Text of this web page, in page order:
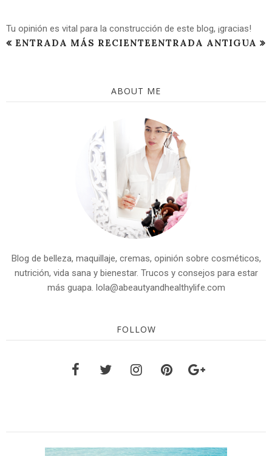
Tu opinión es vital para la construcción de este blog, ¡gracias!
ENTRADA MÁS RECIENTEENTRADA ANTIGUA
ABOUT ME
Blog de belleza, maquillaje, cremas, opinión sobre cosméticos,
nutrición, vida sana y bienestar. Trucos y consejos para estar
más guapa. lola@abeautyandhealthylife.com
FOLLOW